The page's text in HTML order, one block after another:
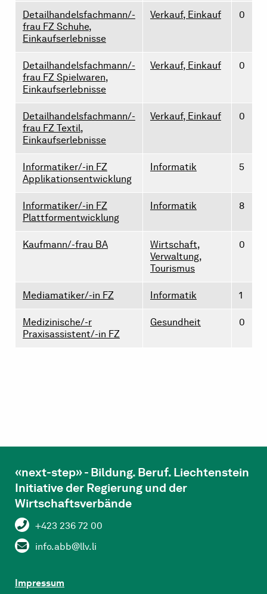
Detailhandelsfachmann/-
frau FZ Schuhe,
Einkaufserlebnisse
Verkauf, Einkauf 0
Detailhandelsfachmann/-
frau FZ Spielwaren,
Einkaufserlebnisse
Verkauf, Einkauf 0
Detailhandelsfachmann/-
frau FZ Textil,
Einkaufserlebnisse
Verkauf, Einkauf 0
Informatiker/-in FZ
Applikationsentwicklung
Informatik 5
Informatiker/-in FZ
Plattformentwicklung
Informatik 8
Kaufmann/-frau BA
Wirtschaft,
Verwaltung,
Tourismus
0
Mediamatiker/-in FZ Informatik 1
Medizinische/-r
Praxisassistent/-in FZ
Gesundheit 0
«next-step» - Bildung. Beruf. Liechtenstein
Initiative der Regierung und der
Wirtschaftsverbände
+423 236 72 00
info.abb@llv.li
Impressum